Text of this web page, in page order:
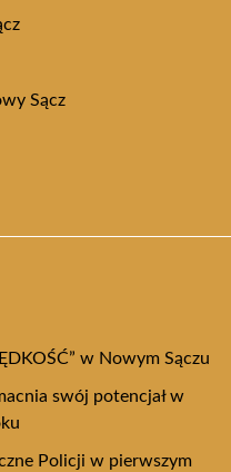
Sącz
w Nowym Sączu
swój potencjał w
Policji w pierwszym